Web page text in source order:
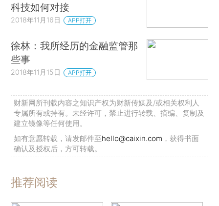
科技如何对接
2018年11月16日 APP打开
徐林：我所经历的金融监管那
些事
2018年11月15日 APP打开
财新网所刊载内容之知识产权为财新传媒及/或相关权利人
专属所有或持有。未经许可，禁止进行转载、摘编、复制及
建立镜像等任何使用。
如有意愿转载，请发邮件至hello@caixin.com ，获得书面
确认及授权后，方可转载。
推荐阅读